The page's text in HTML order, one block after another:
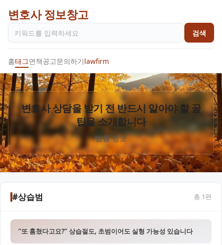
변호사 정보창고
검색
홈태그면책공고문의하기lawfirm
변호사 상담을 받기 전 반드시 알아야 할 꿀
팁을 소개합니다
법률 정보
#상습범 총 1편
“또 훔쳤다고요?” 상습절도, 초범이어도 실형 가능성 있습니다